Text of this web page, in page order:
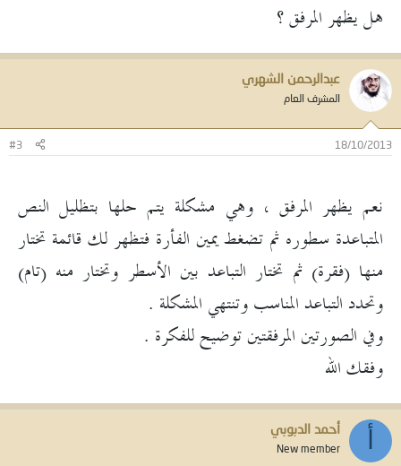
هل يظهر المرفق ؟
عبدالرحمن الشهري
المشرف العام
18/10/2013
#3
نعم يظهر المرفق ، وهي مشكلة يتم حلها بتظليل النص
المتباعدة سطوره ثم تضغط يمين الفأرة فتظهر لك قائمة تختار
منها (فقرة) ثم تختار التباعد بين الأسطر وتختار منه (تام)
وتحدد التباعد المناسب وتنتهي المشكلة .
وفي الصورتين المرفقتين توضيح للفكرة .
وفقك الله
أحمد الدبوبي
New member